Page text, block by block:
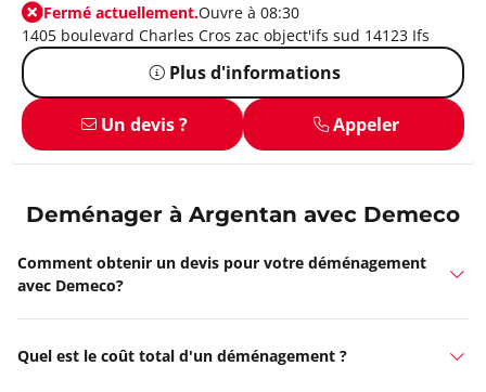
Fermé actuellement.Ouvre à 08:30
1405 boulevard Charles Cros zac object'ifs sud 14123 Ifs
Plus d'informations
Un devis ? Appeler
Deménager à Argentan avec Demeco
Comment obtenir un devis pour votre déménagement
avec Demeco?
Quel est le coût total d'un déménagement ?